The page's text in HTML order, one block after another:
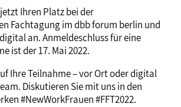
Ihren Platz bei der
Fachtagung im dbb forum berlin und
an. Anmeldeschluss für eine
ist der 17. Mai 2022.
Ihre Teilnahme – vor Ort oder digital
Diskutieren Sie mit uns in den
#NewWorkFrauen #FFT2022.